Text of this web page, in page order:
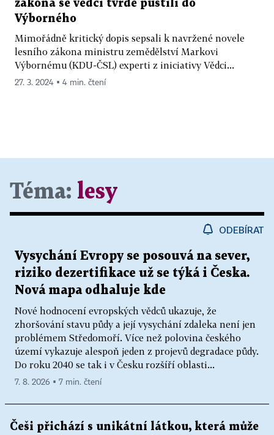
zákona se vědci tvrdě pustili do
Výborného
Mimořádně kritický dopis sepsali k navržené novele
lesního zákona ministru zemědělství Markovi
Výbornému (KDU-ČSL) experti z iniciativy Vědci...
27. 3. 2024 ▪ 4 min. čtení
Téma: lesy
ODEBÍRAT
Vysychání Evropy se posouvá na sever,
riziko dezertifikace už se týká i Česka.
Nová mapa odhaluje kde
Nové hodnocení evropských vědců ukazuje, že
zhoršování stavu půdy a její vysychání zdaleka není jen
problémem Středomoří. Více než polovina českého
území vykazuje alespoň jeden z projevů degradace půdy.
Do roku 2040 se tak i v Česku rozšíří oblasti...
7. 8. 2026 ▪ 7 min. čtení
Češi přichází s unikátní látkou, která může